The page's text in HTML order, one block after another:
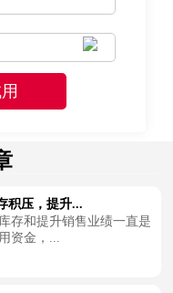
积压，提升...
存和提升销售业绩一直是
资金，...